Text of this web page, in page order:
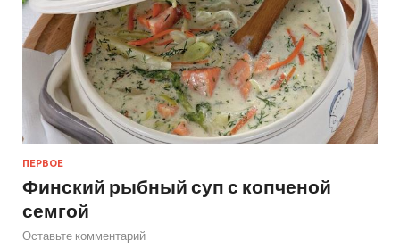
ПЕРВОЕ
Финский рыбный суп с копченой
семгой
Оставьте комментарий